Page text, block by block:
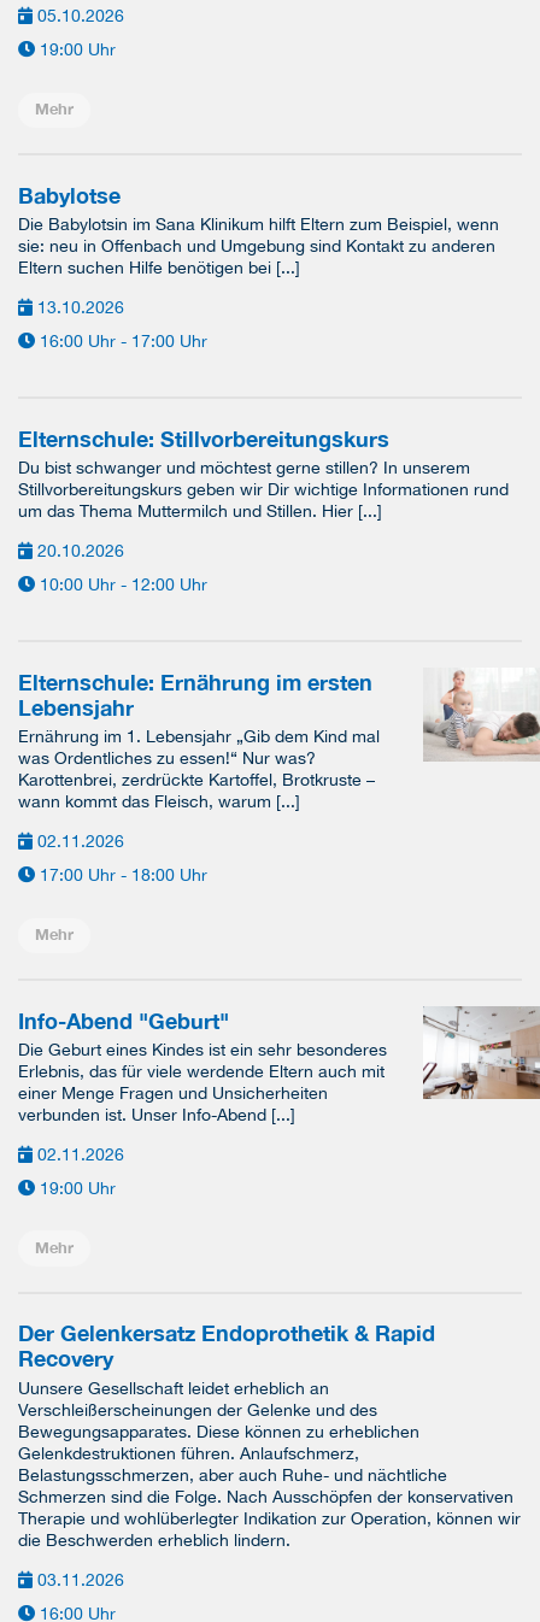
05.10.2026
19:00 Uhr
Mehr
Babylotse
Die Babylotsin im Sana Klinikum hilft Eltern zum Beispiel, wenn
sie: neu in Offenbach und Umgebung sind Kontakt zu anderen
Eltern suchen Hilfe benötigen bei [...]
13.10.2026
16:00 Uhr - 17:00 Uhr
Elternschule: Stillvorbereitungskurs
Du bist schwanger und möchtest gerne stillen? In unserem
Stillvorbereitungskurs geben wir Dir wichtige Informationen rund
um das Thema Muttermilch und Stillen. Hier [...]
20.10.2026
10:00 Uhr - 12:00 Uhr
Elternschule: Ernährung im ersten
Lebensjahr
Ernährung im 1. Lebensjahr „Gib dem Kind mal
was Ordentliches zu essen!“ Nur was?
Karottenbrei, zerdrückte Kartoffel, Brotkruste –
wann kommt das Fleisch, warum [...]
02.11.2026
17:00 Uhr - 18:00 Uhr
Mehr
Info-Abend "Geburt"
Die Geburt eines Kindes ist ein sehr besonderes
Erlebnis, das für viele werdende Eltern auch mit
einer Menge Fragen und Unsicherheiten
verbunden ist. Unser Info-Abend [...]
02.11.2026
19:00 Uhr
Mehr
Der Gelenkersatz Endoprothetik & Rapid
Recovery
Uunsere Gesellschaft leidet erheblich an
Verschleißerscheinungen der Gelenke und des
Bewegungsapparates. Diese können zu erheblichen
Gelenkdestruktionen führen. Anlaufschmerz,
Belastungsschmerzen, aber auch Ruhe- und nächtliche
Schmerzen sind die Folge. Nach Ausschöpfen der konservativen
Therapie und wohlüberlegter Indikation zur Operation, können wir
die Beschwerden erheblich lindern.
03.11.2026
16:00 Uhr